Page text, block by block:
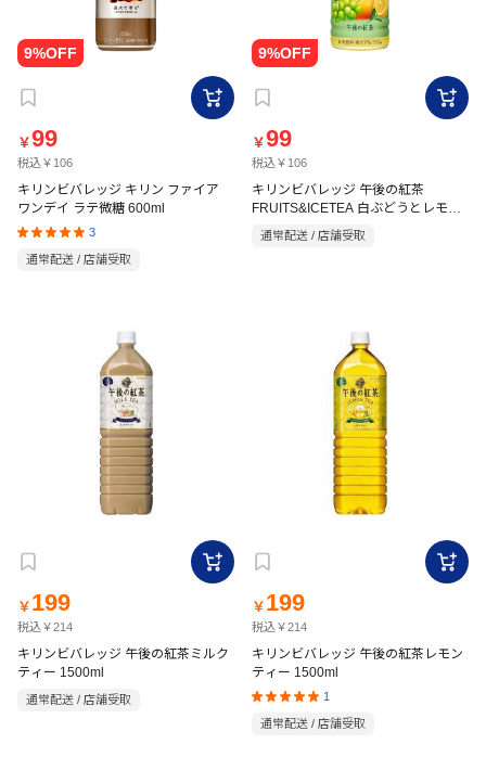
￥99
税込￥106
キリンビバレッジ キリン ファイア
ワンデイ ラテ微糖 600ml
3
通常配送 / 店舗受取
￥99
税込￥106
キリンビバレッジ 午後の紅茶
FRUITS&ICETEA 白ぶどうとレモン
通常配送 / 店舗受取
￥ 199
税込￥214
キリンビバレッジ 午後の紅茶ミルク
ティー 1500ml
通常配送 / 店舗受取
￥ 199
税込￥214
キリンビバレッジ 午後の紅茶レモン
ティー 1500ml
1
通常配送 / 店舗受取